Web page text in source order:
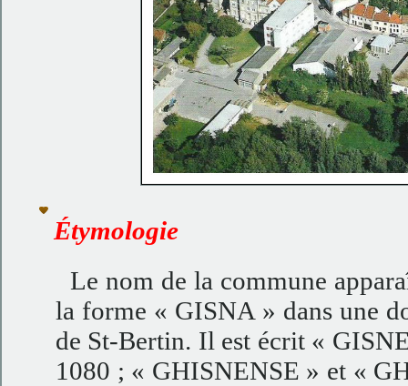
Étymologie
Le nom de la commune
la forme « GISNA » dans une
de St-Bertin. Il est écrit «
1080 ; « GHISNENSE » et «